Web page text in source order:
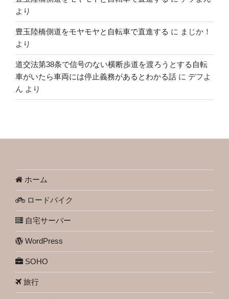
より
豊玉陸橋側道をモヤモヤと自転車で直進する に まじか！
より
道交法第38条で信号のない横断歩道を渡ろうとする自転
車がいたら車両には停止義務があるとわかる話 に デフよ
ん より
ホーム
ロードバイク
自宅サーバー
WordPress
SOHO
旅行